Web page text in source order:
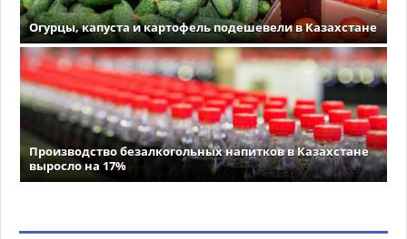
Огурцы, капуста и картофель подешевели в Казахстане
Производство безалкогольных напитков в Казахстане
выросло на 17%